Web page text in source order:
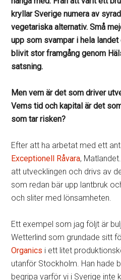
kryllar Sverige numera av
vegetariska alternativ. Små
upp som svampar i hela
blivit stor framgång genom
satsning.
Men vem är det som driver
Vems tid och kapital är det
som tar risken?
Efter att ha arbetat med ett
Exceptionell Råvara,
att utvecklingen och drivs av
som redan bär upp lantbruk
och sliter med lönsamheten.
Ett exempel som jag följt är
Wetterlind som grundade sitt
Organics i ett litet
utanför Stockholm. Han hade
begripa varför vi i Sverige inte